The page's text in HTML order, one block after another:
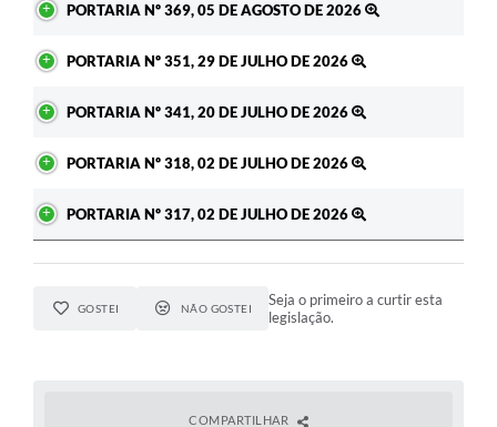
PORTARIA Nº 369, 05 DE AGOSTO DE 2026
PORTARIA Nº 351, 29 DE JULHO DE 2026
PORTARIA Nº 341, 20 DE JULHO DE 2026
PORTARIA Nº 318, 02 DE JULHO DE 2026
PORTARIA Nº 317, 02 DE JULHO DE 2026
GOSTEI NÃO GOSTEI
Seja o primeiro a curtir esta
legislação.
COMPARTILHAR